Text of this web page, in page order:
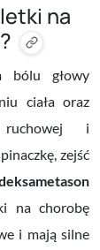
na
bólu głowy
ciała oraz
ruchowej i
zejść
na chorobę
i mają silne